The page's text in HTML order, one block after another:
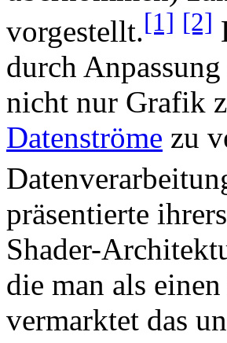
vorgestellt.[1] [2]
durch
nicht nur Grafik
Datenströme zu
präsentierte
Shader-
die man als
vermarktet das